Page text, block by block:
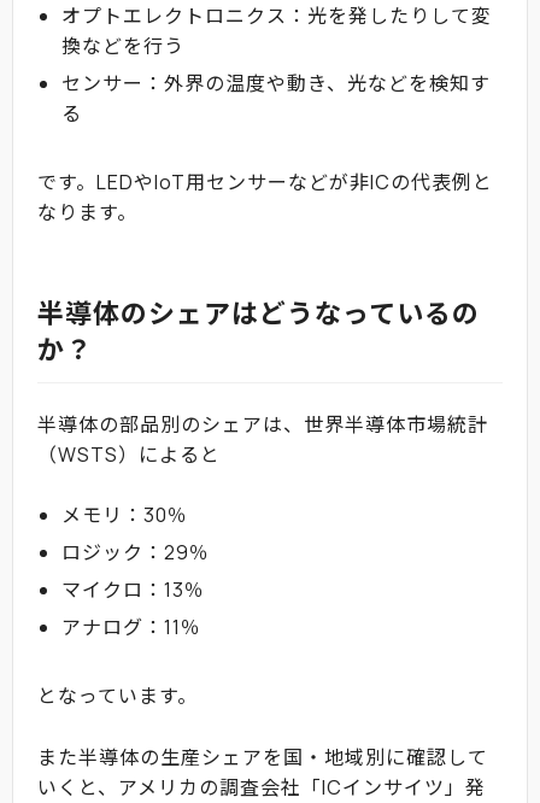
オプトエレクトロニクス：光を発したりして変
換などを行う
センサー：外界の温度や動き、光などを検知す
る
です。LEDやIoT用センサーなどが非ICの代表例と
なります。
半導体のシェアはどうなっているの
か？
半導体の部品別のシェアは、世界半導体市場統計
（WSTS）によると
メモリ：30％
ロジック：29％
マイクロ：13％
アナログ：11％
となっています。
また半導体の生産シェアを国・地域別に確認して
いくと、アメリカの調査会社「ICインサイツ」発